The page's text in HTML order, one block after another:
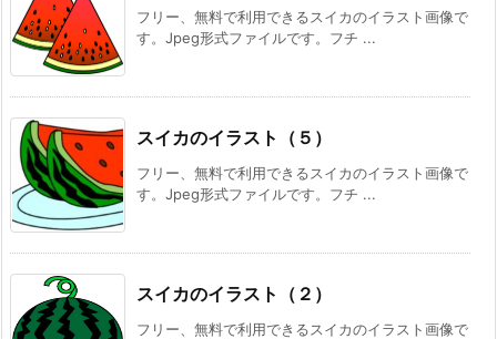
フリー、無料で利用できるスイカのイラスト画像で
す。Jpeg形式ファイルです。フチ ...
スイカのイラスト（５）
フリー、無料で利用できるスイカのイラスト画像で
す。Jpeg形式ファイルです。フチ ...
スイカのイラスト（２）
フリー、無料で利用できるスイカのイラスト画像で